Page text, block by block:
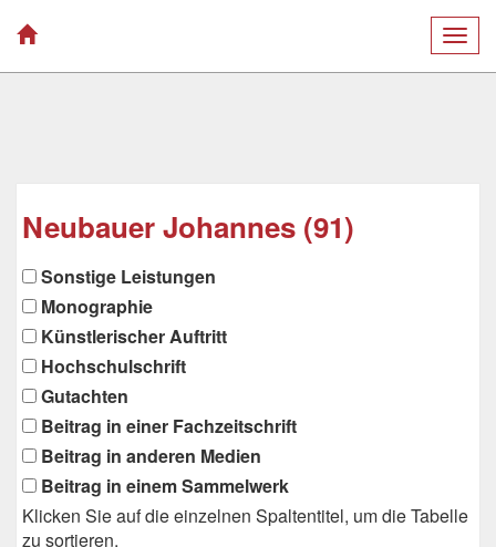
Neubauer Johannes (91)
Sonstige Leistungen
Monographie
Künstlerischer Auftritt
Hochschulschrift
Gutachten
Beitrag in einer Fachzeitschrift
Beitrag in anderen Medien
Beitrag in einem Sammelwerk
Klicken Sie auf die einzelnen Spaltentitel, um die Tabelle
zu sortieren.